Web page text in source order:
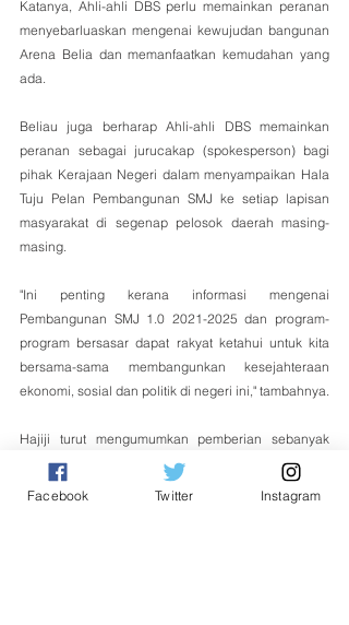
Katanya, Ahli-ahli DBS perlu memainkan peranan
menyebarluaskan mengenai kewujudan bangunan
Arena Belia dan memanfaatkan kemudahan yang
ada.
Beliau juga berharap Ahli-ahli DBS memainkan
peranan sebagai jurucakap (spokesperson) bagi
pihak Kerajaan Negeri dalam menyampaikan Hala
Tuju Pelan Pembangunan SMJ ke setiap lapisan
masyarakat di segenap pelosok daerah masing-
masing.
"Ini penting kerana informasi mengenai
Pembangunan SMJ 1.0 2021-2025 dan program-
program bersasar dapat rakyat ketahui untuk kita
bersama-sama membangunkan kesejahteraan
ekonomi, sosial dan politik di negeri ini," tambahnya.
Hajiji turut mengumumkan pemberian sebanyak
RM2,000 secara "one off" kepada semua 79 Ahli
DBS.
Facebook Twitter Instagram